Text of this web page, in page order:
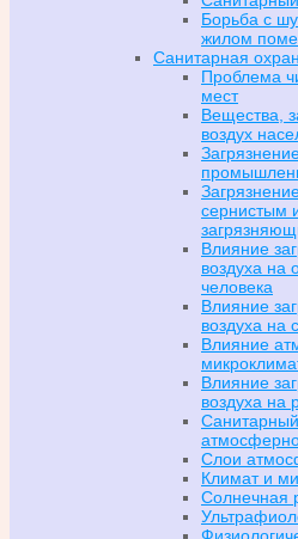
Борьба с
жилом
Санитарная
Проблема
мест
Вещества,
воздух
сернистым
Влияние
воздуха на
человека
Влияние
воздуха на
Влияние
Влияние
воздуха на
Санитарный
Слои
Климат и
Солнечная